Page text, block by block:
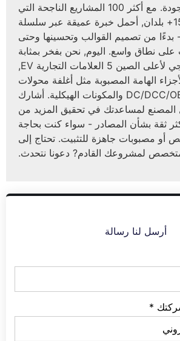
الألومنيوم عالية الجودة. مع أكثر 100 المشاريع الناجحة التي
تسليمها عبر 15+ بلدان, أحمل خبرة عميقة عبر سلسلة
بدءًا من تصميم القوالب وتحسينها وحتى
نطاق واسع. اليوم, نحن بفخر بمثابة
المورد الاستراتيجي لأعلى الصين 5 العلامات التجارية EV,
الهامة المصبوبة مثل أغلفة محولات
DC/DCC/OBC/PTC/EVCC والمكونات الهيكلية. أشارك
لمساعدتك في تحقيق المزيد من
ثقة بشأن المصادر - سواء كنت بحاجة
مصبوبات جاهزة للتثبيت. تحتاج إلى
لمشروعك القادم? دعونا نتحدث.
أرسل لنا رسالة
*